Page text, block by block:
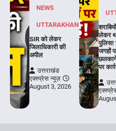
NEWS
UTTARAKHAND
SIR को लेकर
जिलाधिकारी की
अपील
उत्तराखंड
एक्स्प्रेस न्यूज़
August 3, 2026
लेकर
पुलिस!
जगहों
छलकाने
पर